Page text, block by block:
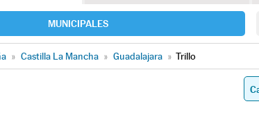
MUNICIPALES
» Castilla La Mancha » Guadalajara » Trillo